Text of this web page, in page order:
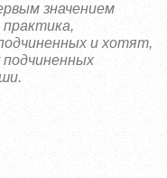
значением
и хотят,